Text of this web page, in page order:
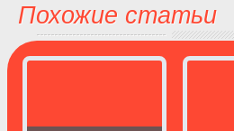
Похожие статьи